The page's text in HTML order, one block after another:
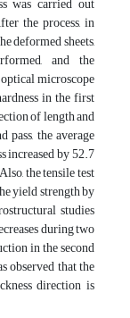
the process, in
deformed sheets,
and the
microscope
in the first
of length and
the average
increased by 52.7
the tensile test
yield strength by
studies
during two
in the second
observed that the
direction is